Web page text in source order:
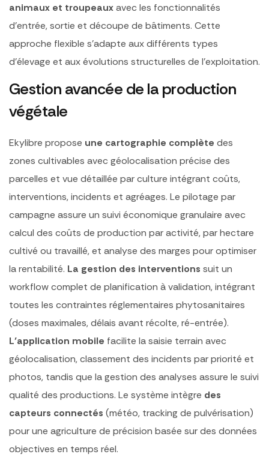
animaux et troupeauxavec les fonctionnalités
d’entrée, sortie et découpe de bâtiments. Cette
approche flexible s’adapte aux différents types
d’élevage et aux évolutions structurelles de l’exploitation.
Gestion avancée de la production
végétale
Ekylibre propose une cartographie complète des
zones cultivables avec géolocalisation précise des
parcelles et vue détaillée par culture intégrant coûts,
interventions, incidents et agréages. Le pilotage par
campagne assure un suivi économique granulaire avec
calcul des coûts de production par activité, par hectare
cultivé ou travaillé, et analyse des marges pour optimiser
la rentabilité. La gestion des interventions suit un
workflow complet de planification à validation, intégrant
toutes les contraintes réglementaires phytosanitaires
(doses maximales, délais avant récolte, ré-entrée).
L’application mobile facilite la saisie terrain avec
géolocalisation, classement des incidents par priorité et
photos, tandis que la gestion des analyses assure le suivi
qualité des productions. Le système intègre des
capteurs connectés (météo, tracking de pulvérisation)
pour une agriculture de précision basée sur des données
objectives en temps réel.